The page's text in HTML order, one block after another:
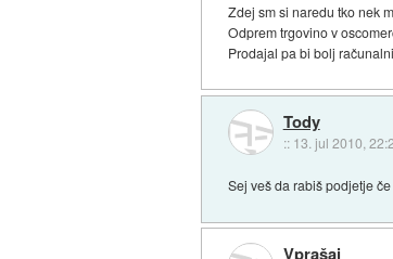
Zdej sm si naredu tko nek
Odprem trgovino v
Prodajal pa bi bolj
Tody
:: 13. jul 2010,
Sej veš da rabiš podjetje
Vprašaj